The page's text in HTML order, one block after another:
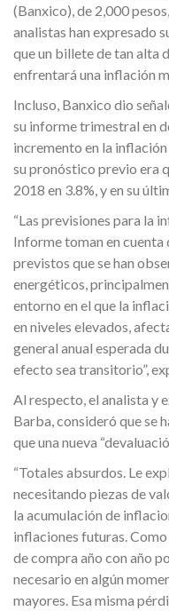
(Banxico), de 2,000
analistas han expresado
que un billete de tan alta
enfrentará una inflación
Incluso, Banxico dio
su informe trimestral en
incremento en la
su pronóstico previo era
2018 en 3.8%, y en su
“Las previsiones para la
Informe toman en cuenta
previstos que se han
energéticos,
entorno en el que la
en niveles elevados,
general anual esperada
efecto sea transitorio”,
Al respecto, el analista y
Barba, consideró que se
que una nueva
“Totales absurdos. Le
necesitando piezas de
la acumulación de
inflaciones futuras.
de compra año con año
necesario en algún
mayores. Esa misma